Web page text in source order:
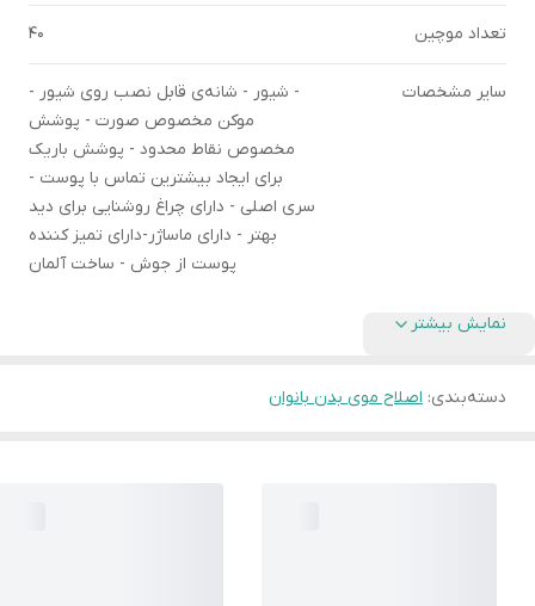
تعداد موچین 40
سایر مشخصات
- شیور - شانه‌ی قابل نصب روی شیور -
موکن مخصوص صورت - پوشش
مخصوص نقاط محدود - پوشش باریک
برای ایجاد بیشترین تماس با پوست -
سری اصلی - دارای چراغ روشنایی برای دید
بهتر - دارای ماساژر-دارای تمیز کننده
پوست از جوش - ساخت آلمان
نمایش بیشتر
دسته‌بندی: اصلاح موی بدن بانوان